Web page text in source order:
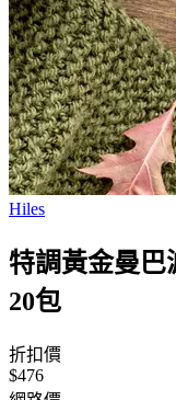
Hiles
特調黃金曼巴
20包
折扣價
$476